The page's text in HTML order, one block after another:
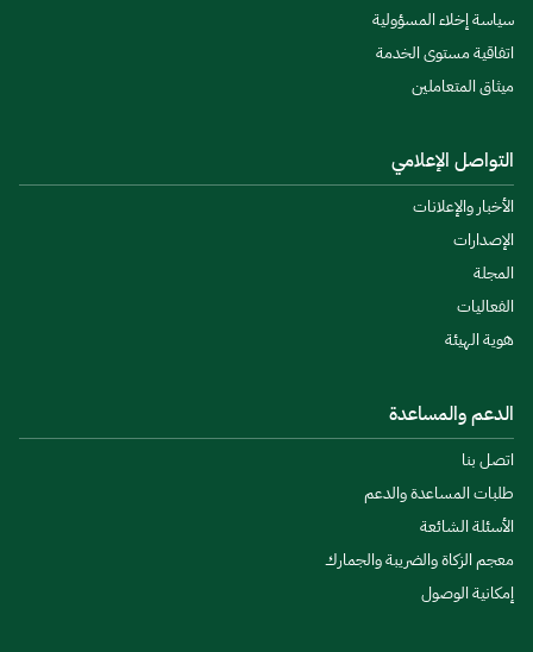
سياسة إخلاء المسؤولية
اتفاقية مستوى الخدمة
ميثاق المتعاملين
التواصل الإعلامي
الأخبار والإعلانات
الإصدارات
المجلة
الفعاليات
هوية الهيئة
الدعم والمساعدة
اتصل بنا
طلبات المساعدة والدعم
الأسئلة الشائعة
معجم الزكاة والضريبة والجمارك
إمكانية الوصول